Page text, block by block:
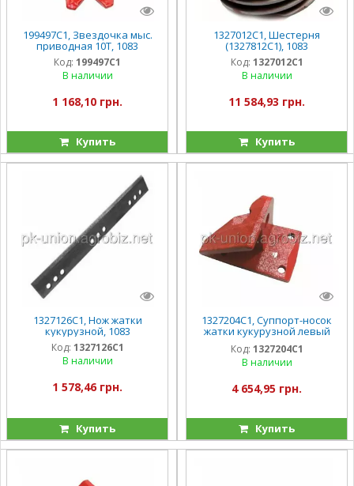
199497C1, Звездочка мыс.
приводная 10T, 1083
Код: 199497C1
В наличии
1 168,10 грн.
Купить
1327012C1, Шестерня
(1327812C1), 1083
Код: 1327012C1
В наличии
11 584,93 грн.
Купить
1327126C1, Нож жатки
кукурузной, 1083
Код: 1327126C1
В наличии
1 578,46 грн.
Купить
1327204C1, Суппорт-носок
жатки кукурузной левый
1327204С1
Код: 1327204C1
В наличии
4 654,95 грн.
Купить